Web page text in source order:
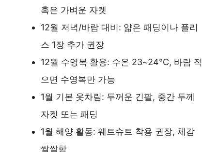
혹은 가벼운 자켓
12월 저녁/바람 대비: 얇은 패딩이나 플리
스 1장 추가 권장
12월 수영복 활용: 수온 23~24℃, 바람 적
으면 수영복만 가능
1월 기본 옷차림: 두꺼운 긴팔, 중간 두께
자켓 또는 패딩
1월 해양 활동: 웨트슈트 착용 권장, 체감
쌀쌀함